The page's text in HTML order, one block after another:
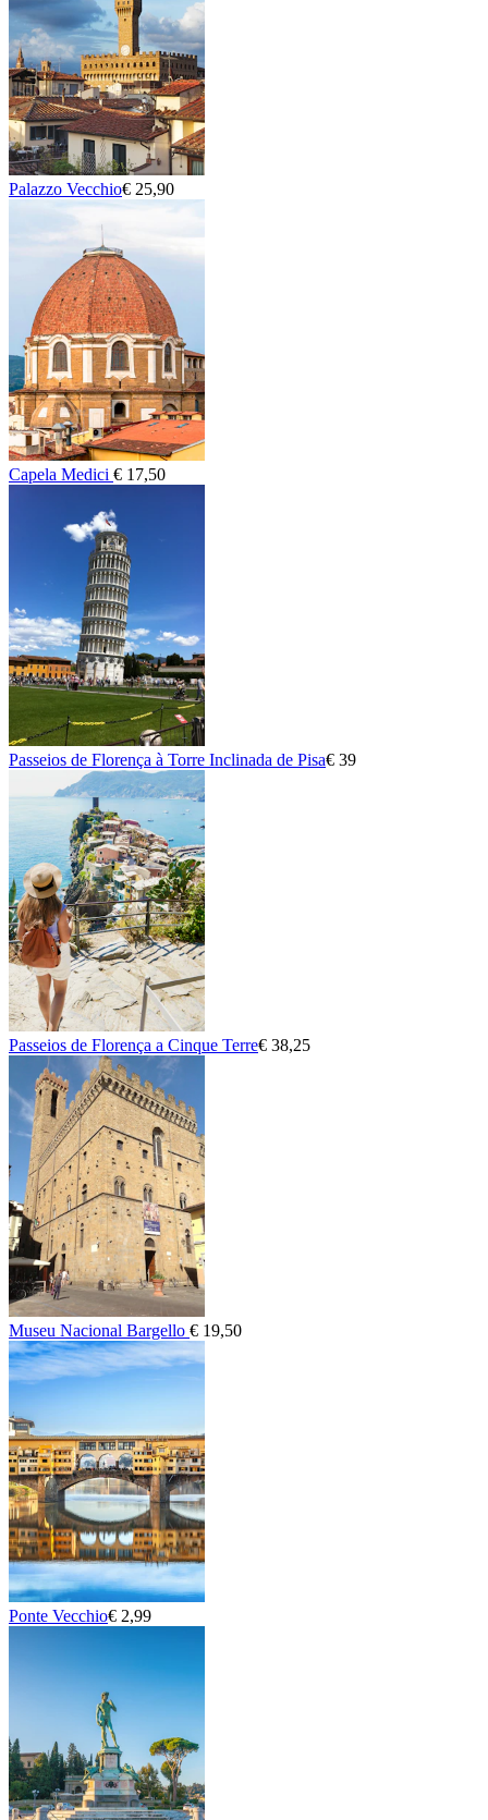
Palazzo Vecchio€ 25,90
Capela Medici € 17,50
Passeios de Florença à Torre Inclinada de Pisa€ 39
Passeios de Florença a Cinque Terre€ 38,25
Museu Nacional Bargello € 19,50
Ponte Vecchio€ 2,99